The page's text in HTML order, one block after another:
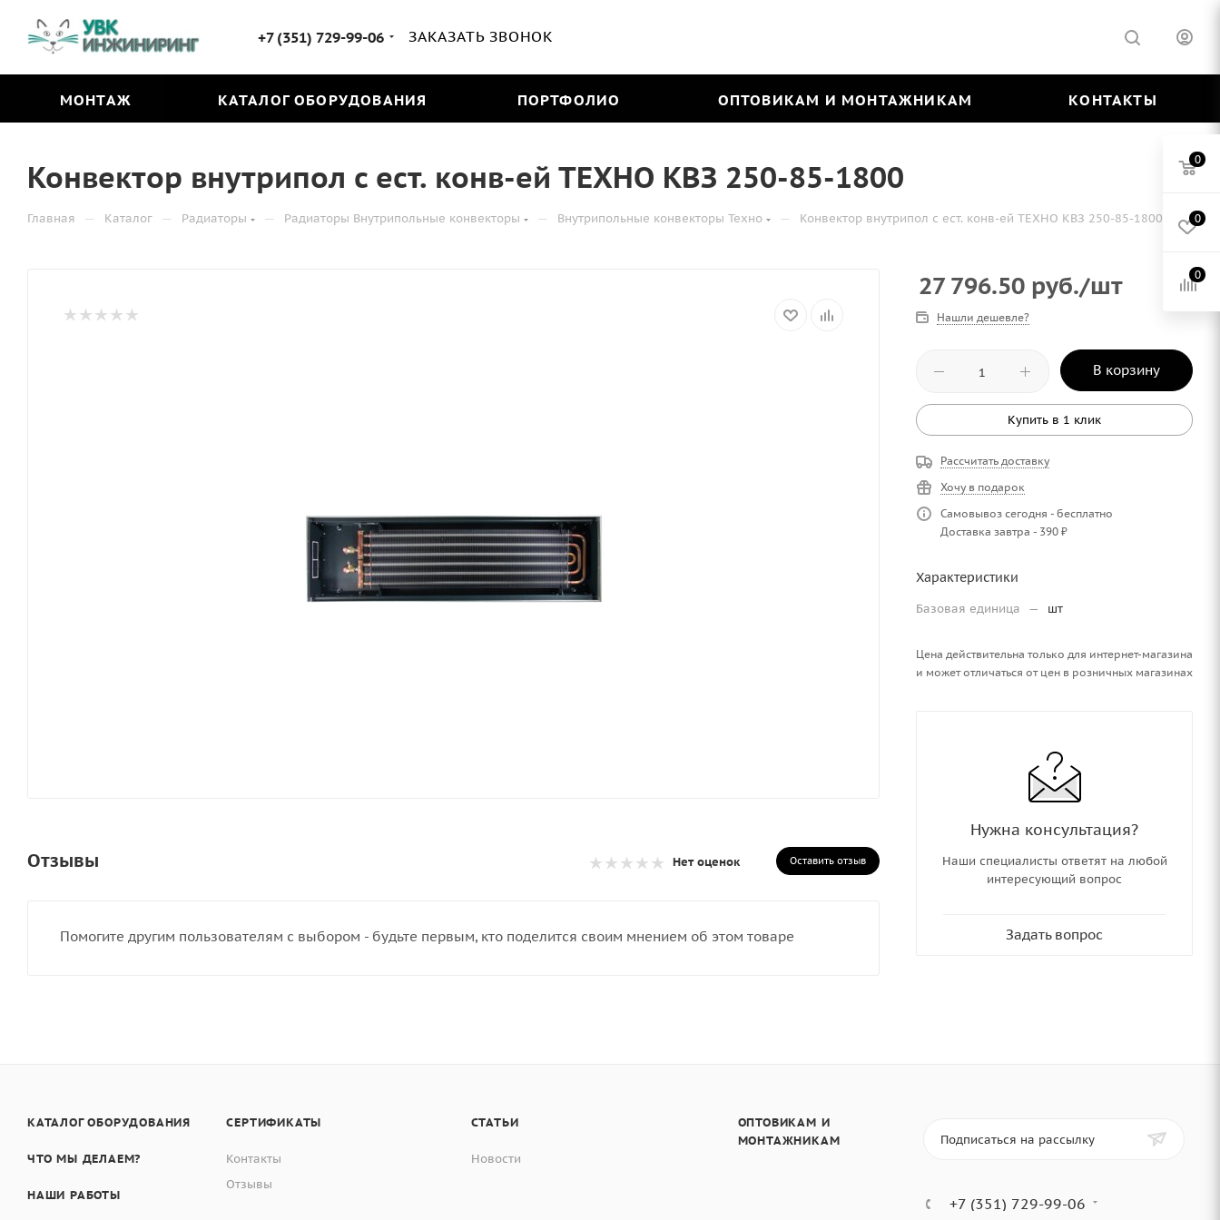
+7 (351) 729-99-06 ЗАКАЗАТЬ ЗВОНОК
МОНТАЖ КАТАЛОГ ОБОРУДОВАНИЯ ПОРТФОЛИО ОПТОВИКАМ И МОНТАЖНИКАМ КОНТАКТЫ
Конвектор внутрипол с ест. конв-ей ТЕХНО КВЗ 250-85-1800
Главная — Каталог — Радиаторы — Радиаторы Внутрипольные конвекторы — Внутрипольные конвекторы Техно — Конвектор внутрипол с ест. конв-ей ТЕХНО КВЗ 250-85-1800
Отзывы Нет оценок Оставить отзыв
Помогите другим пользователям с выбором - будьте первым, кто поделится своим мнением об этом товаре
27 796.50 руб./шт
Нашли дешевле?
В корзину
Купить в 1 клик
Рассчитать доставку
Хочу в подарок
Самовывоз сегодня - бесплатно
Доставка завтра - 390 ₽
Характеристики
Базовая единица — шт
Цена действительна только для интернет-магазина
и может отличаться от цен в розничных магазинах
Нужна консультация?
Наши специалисты ответят на любой
интересующий вопрос
Задать вопрос
КАТАЛОГ ОБОРУДОВАНИЯ
ЧТО МЫ ДЕЛАЕМ?
НАШИ РАБОТЫ
СЕРТИФИКАТЫ
Контакты
Отзывы
СТАТЬИ
Новости
ОПТОВИКАМ И
МОНТАЖНИКАМ
Подписаться на рассылку
+7 (351) 729-99-06
0
0
0